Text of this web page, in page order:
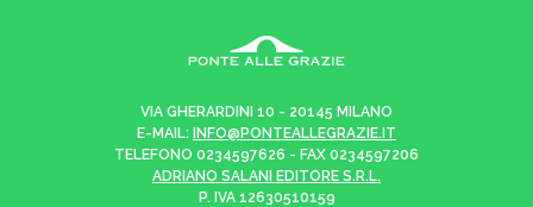
VIA GHERARDINI 10 - 20145 MILANO
E-MAIL: INFO@PONTEALLEGRAZIE.IT
TELEFONO 0234597626 - FAX 0234597206
ADRIANO SALANI EDITORE S.R.L.
P. IVA 12630510159